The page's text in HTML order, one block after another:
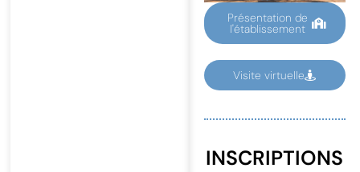
Présentation de
l'établissement
Visite virtuelle
INSCRIPTIONS